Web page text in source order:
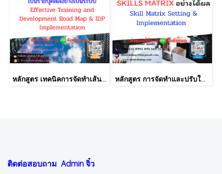
หลักสูตร เทคนิคการจัดทำเส้นทางการฝึกอบรม และการพัฒนาบุคลากร เป็นรายบุคคลอย่างเป็นระบบ Effective Training and Development Road Map & IDP Implementation หลักสูตร การจัดทำและปรับใช้ SKILLS MATRIX อย่างได้ผล Skill Matrix Setting & Implementation
ติดต่อสอบถาม Admin จิ๋ว